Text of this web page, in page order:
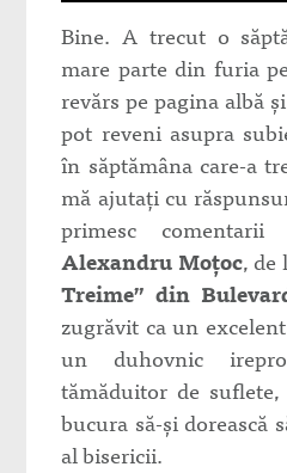
Bine. A trecut o
mare parte din furia
revărs pe pagina albă
pot reveni asupra
în săptămâna care-a
mă ajutaţi cu
primesc
Alexandru Moţoc, de
Treime” din
zugrăvit ca un
un duhovnic
tămăduitor de
bucura să-şi dorească
al bisericii.